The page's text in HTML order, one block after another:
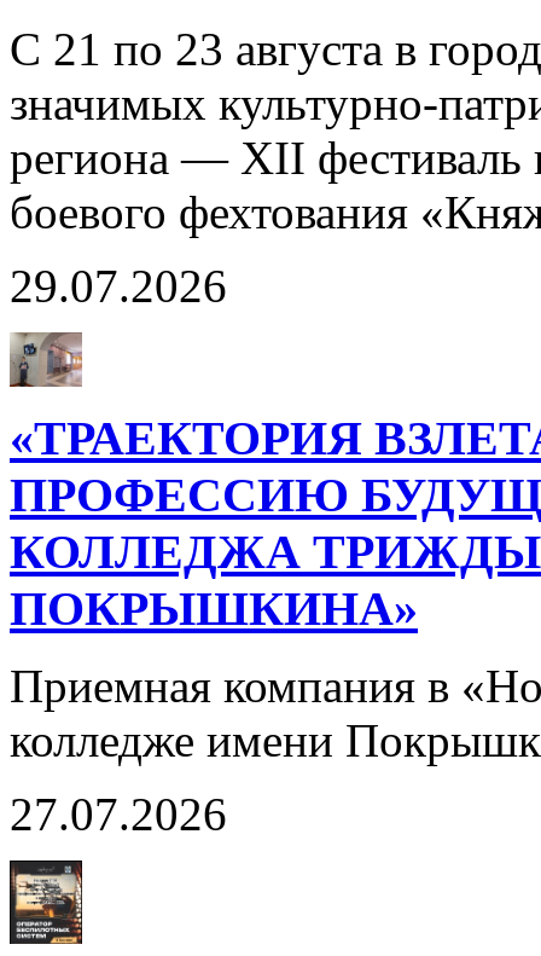
С 21 по 23 августа в
значимых культурно-
региона — XII фестиваль
боевого фехтования
29.07.2026
«ТРАЕКТОРИЯ
ПРОФЕССИЮ
КОЛЛЕДЖА ТРИЖДЫ
ПОКРЫШКИНА»
Приемная компания в
колледже имени
27.07.2026